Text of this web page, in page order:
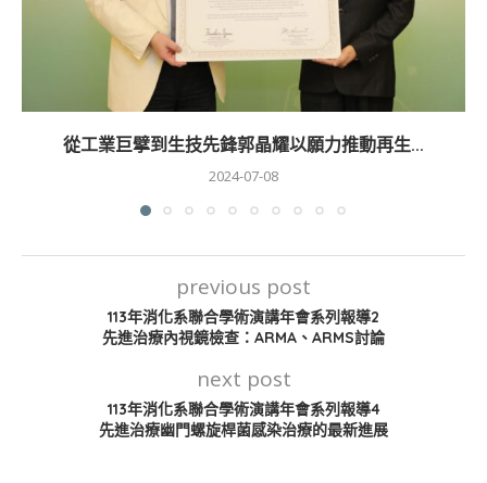
從工業巨擘到生技先鋒郭晶耀以願力推動再生...
2024-07-08
previous post
113年消化系聯合學術演講年會系列報導2
先進治療內視鏡檢查：ARMA、ARMS討論
next post
113年消化系聯合學術演講年會系列報導4
先進治療幽門螺旋桿菌感染治療的最新進展